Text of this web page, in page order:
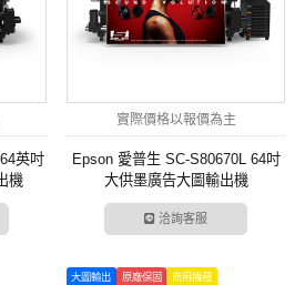
英吋
機
實際價格以報價為主
Epson 愛普生 SC-S80670L 64吋
大供墨廣告大圖輸出機
洽詢客服
大圖輸出 原廠保固 商用機種